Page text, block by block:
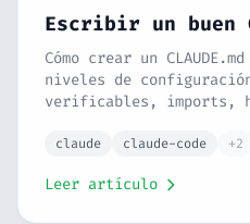
Escribir un buen
Cómo crear un
niveles de
verificables, imports,
claude claude-code +2
Leer artículo